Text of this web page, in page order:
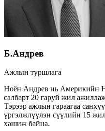
Б.Андрев
Ажлын туршлага
Ноён Андрев нь Америкийн
салбарт 20 гаруй жил
Тэрээр ажлын гараагаа
үргэлжлүүлэн сүүлийн 15
хашиж байна.